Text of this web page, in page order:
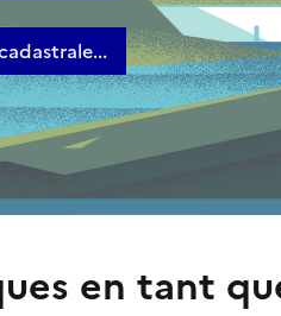
en tant